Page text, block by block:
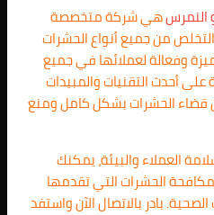
النمرسهي شركة متخصصة
من جميع أنواع الحشرات
وفعالة لعملائها في جميع
أحدث التقنيات والمبيدات
قضاء الحشرات بشكل كامل ومنع
العملاء والبيئة، يمكنك
مكافحة الحشرات التي تقدمها
بادر بالاتصال الآن واستفد